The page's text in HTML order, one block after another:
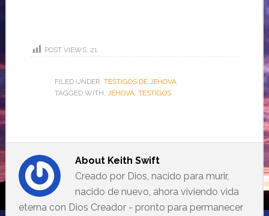
POST VIEWS: 21
FILED UNDER: TESTIGOS DE JEHOVÁ
TAGGED WITH: JEHOVÁ, TESTIGOS
About Keith Swift
Creado por Dios, nacido para murir,
nacido de nuevo, ahora viviendo vida
eterna con Dios Creador - pronto para permanecer